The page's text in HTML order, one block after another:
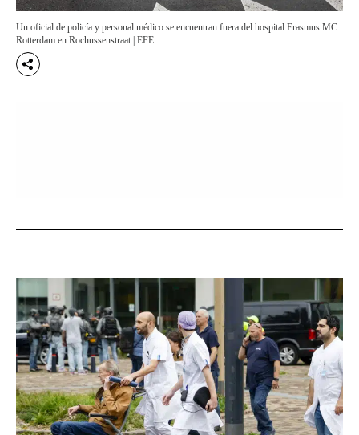
Un oficial de policía y personal médico se encuentran fuera del hospital Erasmus MC
Rotterdam en Rochussenstraat | EFE